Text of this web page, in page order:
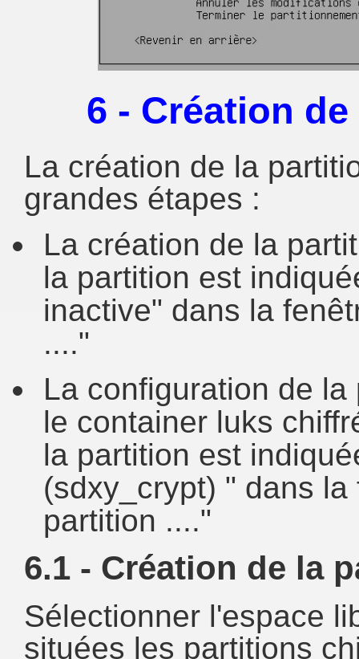
6 - Création
La création de la
grandes étapes :
La création de la
la partition est
inactive" dans la
...."
La configuration de
le container luks
la partition est
(sdxy_crypt) " dans
partition ...."
6.1 - Création de la
Sélectionner l'espace
situées les partitions